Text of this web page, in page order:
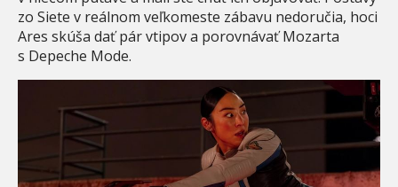
zo Siete v reálnom veľkomeste zábavu nedoručia, hoci
Ares skúša dať pár vtipov a porovnávať Mozarta
s Depeche Mode.